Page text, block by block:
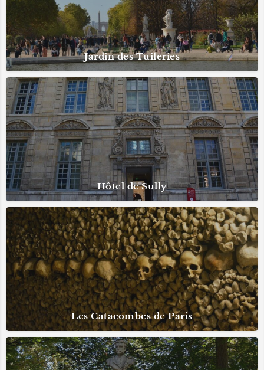
Jardin des Tuileries
Hôtel de Sully
Les Catacombes de Paris